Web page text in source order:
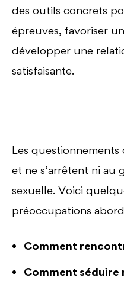
des outils concrets
épreuves, favoriser
développer une
satisfaisante.
Les
et ne s’arrêtent ni au
sexuelle. Voici
préoccupations
Comment
Comment séduire